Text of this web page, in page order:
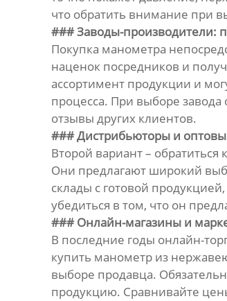
что обратить внимание при
### Заводы-производители:
Покупка манометра
наценок посредников и
ассортимент продукции и
процесса. При выборе завода
отзывы других клиентов.
### Дистрибьюторы и
Второй вариант –
Они предлагают широкий
склады с готовой
убедиться в том, что он
### Онлайн-магазины и
В последние годы онлайн-
купить манометр из
выборе продавца.
продукцию. Сравнивайте